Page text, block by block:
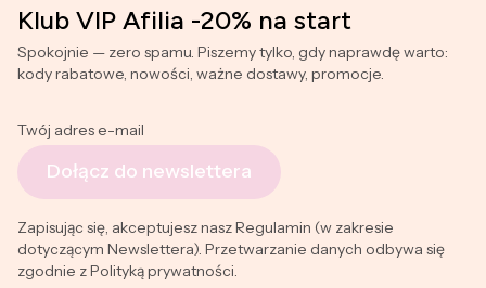
Klub VIP Afilia -20% na start
Spokojnie — zero spamu. Piszemy tylko, gdy naprawdę warto:
kody rabatowe, nowości, ważne dostawy, promocje.
Twój adres e-mail
Dołącz do newslettera
Zapisując się, akceptujesz nasz Regulamin (w zakresie
dotyczącym Newslettera). Przetwarzanie danych odbywa się
zgodnie z Polityką prywatności.